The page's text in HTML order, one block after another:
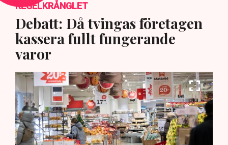
REGELKRÅNGLET
Debatt: Då tvingas företagen
kassera fullt fungerande
varor